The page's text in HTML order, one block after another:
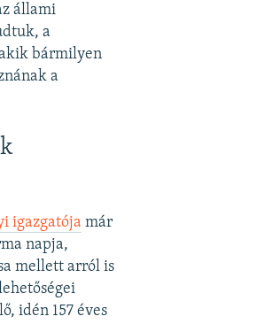
állami
a
bármilyen
a
igazgatója már
napja,
mellett arról is
idén 157 éves